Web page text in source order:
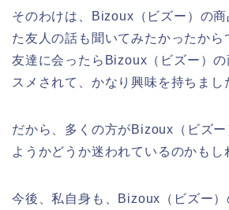
そのわけは、Bizoux（ビズー）の
た友人の話も聞いてみたかったから
友達に会ったらBizoux（ビズー）の
スメされて、かなり興味を持ちまし
だから、多くの方がBizoux（ビズ
ようかどうか迷われているのかもし
今後、私自身も、Bizoux（ビズー）